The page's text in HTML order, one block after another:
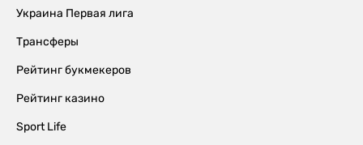
Украина Первая лига
Трансферы
Рейтинг букмекеров
Рейтинг казино
Sport Life